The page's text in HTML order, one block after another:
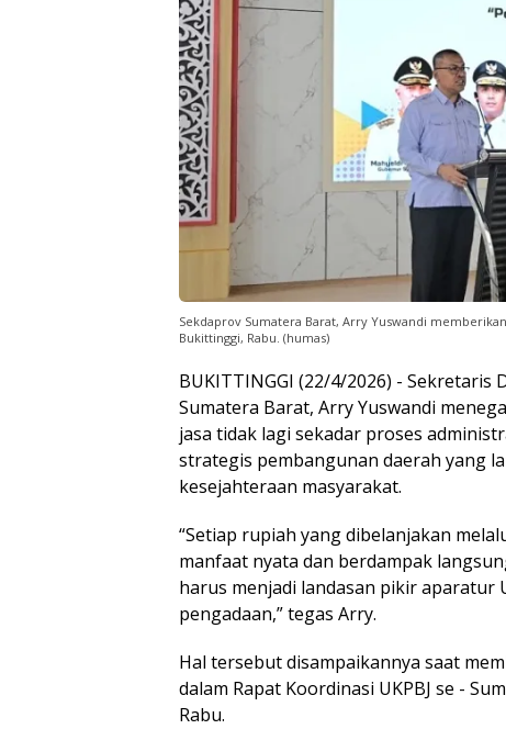
Sekdaprov Sumatera Barat, Arry Yuswandi
Bukittinggi, Rabu. (humas)
BUKITTINGGI (22/4/2026) - Sekretaris
Sumatera Barat, Arry Yuswandi
jasa tidak lagi sekadar proses
strategis pembangunan daerah yang
kesejahteraan masyarakat.
“Setiap rupiah yang dibelanjakan
manfaat nyata dan berdampak
harus menjadi landasan pikir aparatur
pengadaan,” tegas Arry.
Hal tersebut disampaikannya saat
dalam Rapat Koordinasi UKPBJ se -
Rabu.